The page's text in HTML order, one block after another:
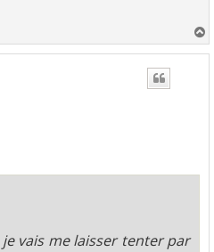
a
je vais me laisser tenter par